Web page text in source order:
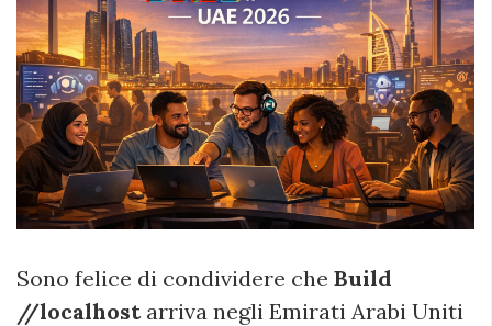
Sono felice di condividere che Build
//localhostarriva negli Emirati Arabi Uniti